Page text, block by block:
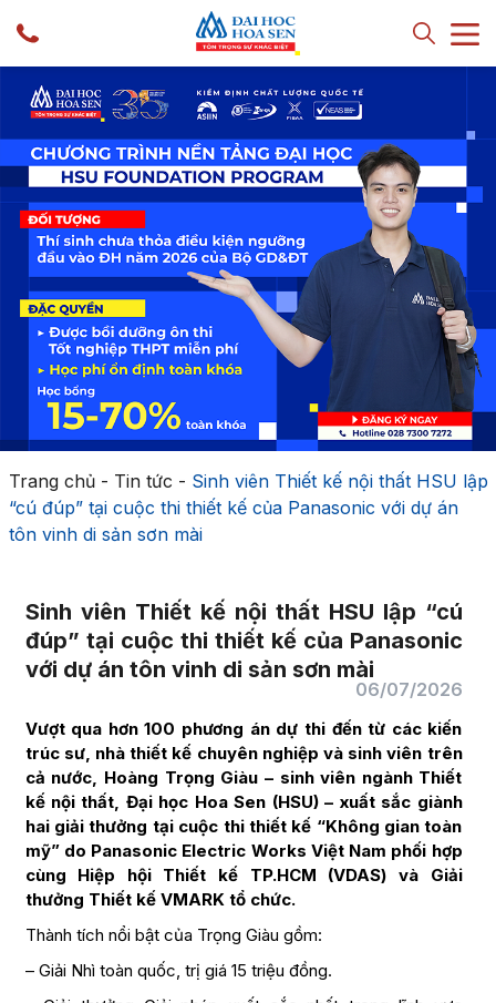
Trang chủ- Tin tức - Sinh viên Thiết kế nội thất HSU lập
“cú đúp” tại cuộc thi thiết kế của Panasonic với dự án
tôn vinh di sản sơn mài
Sinh viên Thiết kế nội thất HSU lập “cú
đúp” tại cuộc thi thiết kế của Panasonic
với dự án tôn vinh di sản sơn mài
06/07/2026
Vượt qua hơn 100 phương án dự thi đến từ các kiến
trúc sư, nhà thiết kế chuyên nghiệp và sinh viên trên
cả nước, Hoàng Trọng Giàu – sinh viên ngành Thiết
kế nội thất, Đại học Hoa Sen (HSU) – xuất sắc giành
hai giải thưởng tại cuộc thi thiết kế “Không gian toàn
mỹ” do Panasonic Electric Works Việt Nam phối hợp
cùng Hiệp hội Thiết kế TP.HCM (VDAS) và Giải
thưởng Thiết kế VMARK tổ chức.
Thành tích nổi bật của Trọng Giàu gồm:
– Giải Nhì toàn quốc, trị giá 15 triệu đồng.